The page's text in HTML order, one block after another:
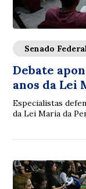
Senado
Debate
anos da Lei
Especialistas
da Lei Maria da